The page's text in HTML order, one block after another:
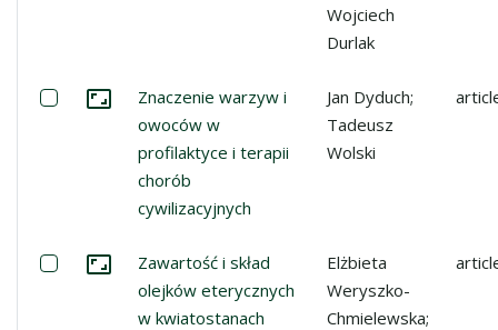
Wojciech
Durlak
Select: Znaczenie warzyw i owoców w profilaktyce i
Go to the collection
Znaczenie warzyw i
owoców w
profilaktyce i terapii
chorób
cywilizacyjnych
Jan Dyduch;
Tadeusz
Wolski
Select: Zawartość i skład olejków eterycznych w
Go to the collection
Zawartość i skład
olejków eterycznych
w kwiatostanach
Elżbieta
Weryszko-
Chmielewska;